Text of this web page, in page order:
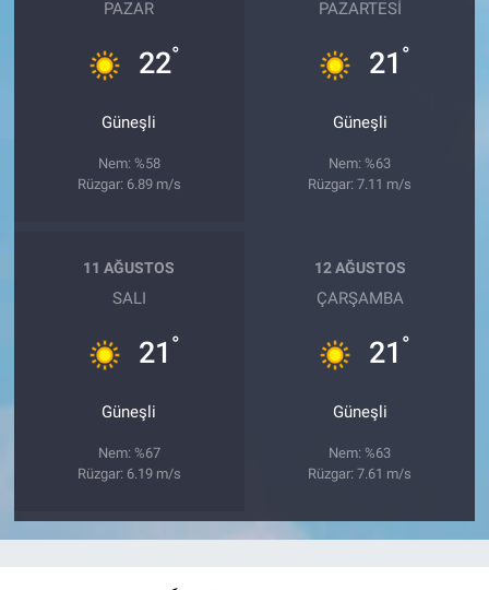
PAZAR
22°
Güneşli
Nem: %58
Rüzgar: 6.89 m/s
PAZARTESI
21 °
Güneşli
Nem: %63
Rüzgar: 7.11 m/s
11 AĞUSTOS
SALI
21 °
Güneşli
Nem: %67
Rüzgar: 6.19 m/s
12 AĞUSTOS
ÇARŞAMBA
21 °
Güneşli
Nem: %63
Rüzgar: 7.61 m/s